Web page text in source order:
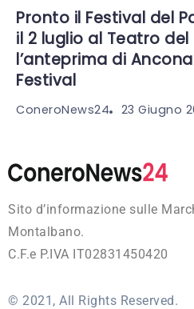
Pronto il Festival del
il 2 luglio al Teatro
l’anteprima di
Festival
ConeroNews24 23 Giugno
Sito d’informazione sulle
Montalbano.
C.F.e P.IVA IT02831450420
© 2021, All Rights Reserved.